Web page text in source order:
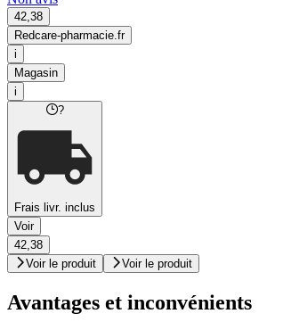
42,38
Redcare-pharmacie.fr
i
Magasin
i
?
Frais livr. inclus
Voir
42,38
Voir le produit
Voir le produit
Avantages et inconvénients